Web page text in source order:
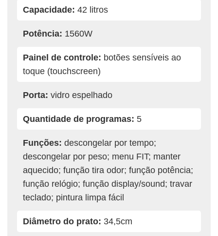
Capacidade: 42 litros
Potência: 1560W
Painel de controle: botões sensíveis ao
toque (touchscreen)
Porta: vidro espelhado
Quantidade de programas: 5
Funções: descongelar por tempo;
descongelar por peso; menu FIT; manter
aquecido; função tira odor; função potência;
função relógio; função display/sound; travar
teclado; pintura limpa fácil
Diâmetro do prato: 34,5cm